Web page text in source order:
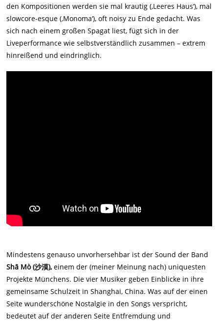
den Kompositionen werden sie mal krautig (‚Leeres Haus‘), mal
slowcore-esque (‚Monoma‘), oft noisy zu Ende gedacht. Was
sich nach einem großen Spagat liest, fügt sich in der
Liveperformance wie selbstverständlich zusammen – extrem
hinreißend und eindringlich.
Mindestens genauso unvorhersehbar ist der Sound der Band
Shā Mò (沙漠), einem der (meiner Meinung nach) uniquesten
Projekte Münchens. Die vier Musiker geben Einblicke in ihre
gemeinsame Schulzeit in Shanghai, China. Was auf der einen
Seite wunderschöne Nostalgie in den Songs verspricht,
bedeutet auf der anderen Seite Entfremdung und